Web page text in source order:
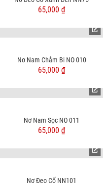
65,000 ₫
Nơ Nam Chắm Bi NO 010
65,000 ₫
Nơ Nam Sọc NO 011
65,000 ₫
Nơ Đeo Cổ NN101